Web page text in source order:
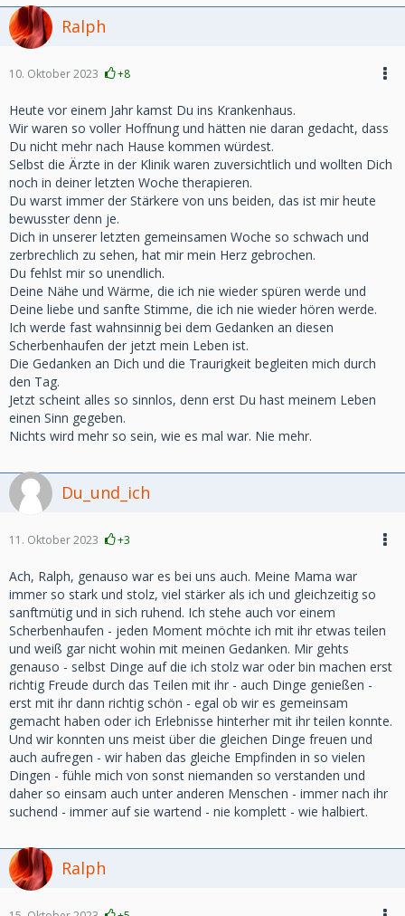
Ralph
10. Oktober 2023 +8
Heute vor einem Jahr kamst Du ins Krankenhaus.
Wir waren so voller Hoffnung und hätten nie daran gedacht, dass
Du nicht mehr nach Hause kommen würdest.
Selbst die Ärzte in der Klinik waren zuversichtlich und wollten Dich
noch in deiner letzten Woche therapieren.
Du warst immer der Stärkere von uns beiden, das ist mir heute
bewusster denn je.
Dich in unserer letzten gemeinsamen Woche so schwach und
zerbrechlich zu sehen, hat mir mein Herz gebrochen.
Du fehlst mir so unendlich.
Deine Nähe und Wärme, die ich nie wieder spüren werde und
Deine liebe und sanfte Stimme, die ich nie wieder hören werde.
Ich werde fast wahnsinnig bei dem Gedanken an diesen
Scherbenhaufen der jetzt mein Leben ist.
Die Gedanken an Dich und die Traurigkeit begleiten mich durch
den Tag.
Jetzt scheint alles so sinnlos, denn erst Du hast meinem Leben
einen Sinn gegeben.
Nichts wird mehr so sein, wie es mal war. Nie mehr.
Du_und_ich
11. Oktober 2023 +3
Ach, Ralph, genauso war es bei uns auch. Meine Mama war
immer so stark und stolz, viel stärker als ich und gleichzeitig so
sanftmütig und in sich ruhend. Ich stehe auch vor einem
Scherbenhaufen - jeden Moment möchte ich mit ihr etwas teilen
und weiß gar nicht wohin mit meinen Gedanken. Mir gehts
genauso - selbst Dinge auf die ich stolz war oder bin machen erst
richtig Freude durch das Teilen mit ihr - auch Dinge genießen -
erst mit ihr dann richtig schön - egal ob wir es gemeinsam
gemacht haben oder ich Erlebnisse hinterher mit ihr teilen konnte.
Und wir konnten uns meist über die gleichen Dinge freuen und
auch aufregen - wir haben das gleiche Empfinden in so vielen
Dingen - fühle mich von sonst niemanden so verstanden und
daher so einsam auch unter anderen Menschen - immer nach ihr
suchend - immer auf sie wartend - nie komplett - wie halbiert.
Ralph